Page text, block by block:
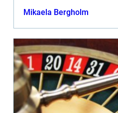
Mikaela Bergholm